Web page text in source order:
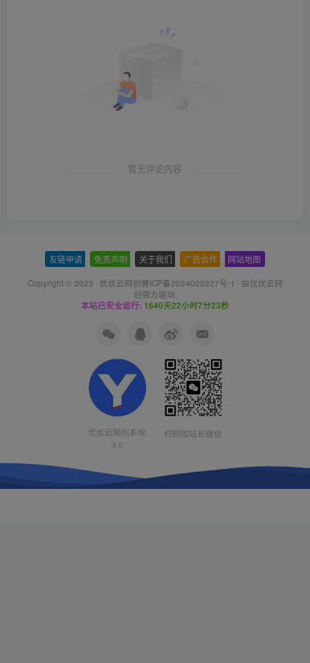
暂无评论内容
友链申请 免责声明 关于我们 广告合作 网站地图
Copyright © 2023 · 优优云网创赣ICP备2024020227号-1 · 由优优云网
创强力驱动.
本站已安全运行: 1640天22小时7分23秒
优优云网创系统
3.0
扫码加站长微信